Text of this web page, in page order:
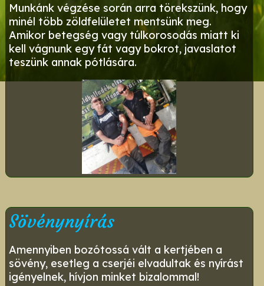
Munkánk végzése során arra törekszünk, hogy
minél több zöldfelületet mentsünk meg.
Amikor betegség vagy túlkorosodás miatt ki
kell vágnunk egy fát vagy bokrot, javaslatot
teszünk annak pótlására.
Sövénynyírás
Amennyiben bozótossá vált a kertjében a
sövény, esetleg a cserjéi elvadultak és nyírást
igényelnek, hívjon minket bizalommal!